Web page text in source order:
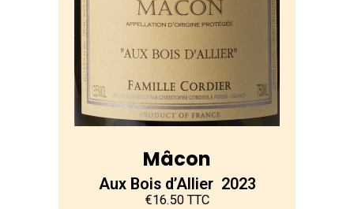
Mâcon
Aux Bois d’Allier 2023
€16.50 TTC